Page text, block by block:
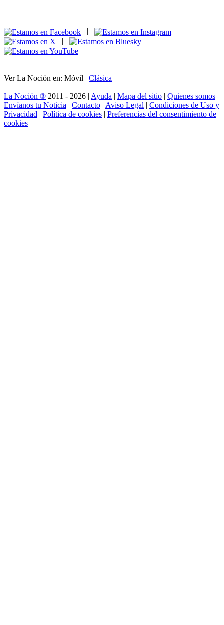
|
|
Ver La Noción en: Móvil | Clásica
La Noción ® 2011 - 2026 | Ayuda | Mapa del sitio | Quienes somos |
Envíanos tu Noticia | Contacto | Aviso Legal | Condiciones de Uso y
Privacidad | Política de cookies | Preferencias del consentimiento de
cookies